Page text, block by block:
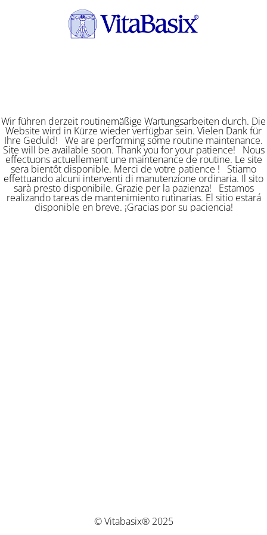
Wir führen derzeit routinemäßige Wartungsarbeiten durch. Die
Website wird in Kürze wieder verfügbar sein. Vielen Dank für
Ihre Geduld! We are performing some routine maintenance.
Site will be available soon. Thank you for your patience! Nous
effectuons actuellement une maintenance de routine. Le site
sera bientôt disponible. Merci de votre patience ! Stiamo
effettuando alcuni interventi di manutenzione ordinaria. Il sito
sarà presto disponibile. Grazie per la pazienza! Estamos
realizando tareas de mantenimiento rutinarias. El sitio estará
disponible en breve. ¡Gracias por su paciencia!
© Vitabasix® 2025